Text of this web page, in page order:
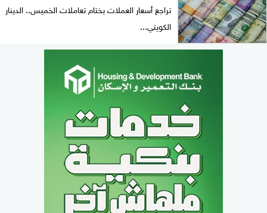
تراجع أسعار العملات بختام تعاملات الخميس.. الدينار
الكويتي...